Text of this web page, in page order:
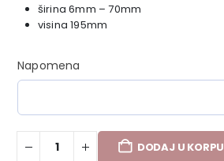
širina 6mm – 70mm
visina 195mm
Napomena
DODAJ U KORPU